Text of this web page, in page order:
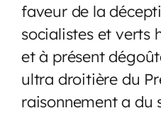
faveur de la
socialistes et verts
et à présent
ultra droitière du
raisonnement a du